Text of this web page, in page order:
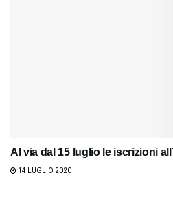
Al via dal 15 luglio le iscrizioni
14 LUGLIO 2020